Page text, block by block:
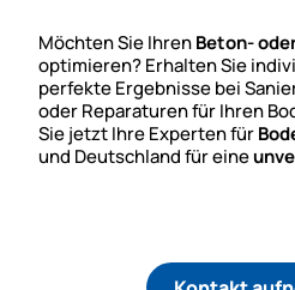
Möchten Sie IhrenBeton-
optimieren? Erhalten Sie
perfekte Ergebnisse bei
oder Reparaturen für Ihren
Sie jetzt Ihre Experten für
und Deutschland für eine